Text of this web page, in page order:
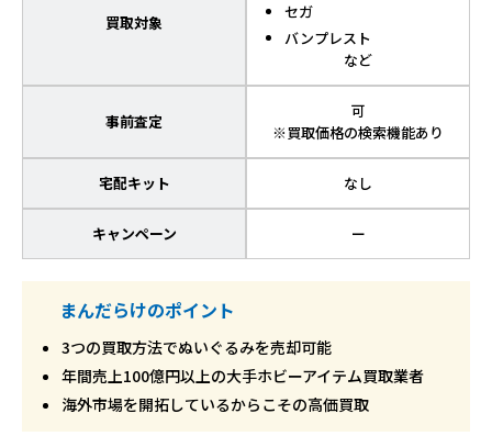
買取対象
セガ
バンプレスト
など
事前査定
可
※買取価格の検索機能あり
宅配キット なし
キャンペーン ー
まんだらけのポイント
3つの買取方法でぬいぐるみを売却可能
年間売上100億円以上の大手ホビーアイテム買取業者
海外市場を開拓しているからこその高価買取